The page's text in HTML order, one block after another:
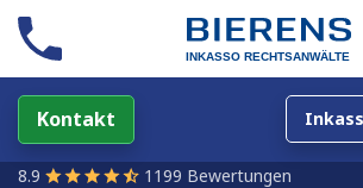
Kontakt
8.9 1199 Bewertungen